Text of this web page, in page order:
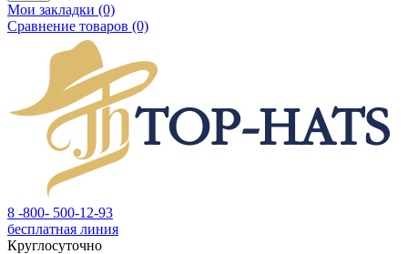
Мои закладки (0)
Сравнение товаров (0)
8 -800- 500-12-93
бесплатная линия
Круглосуточно